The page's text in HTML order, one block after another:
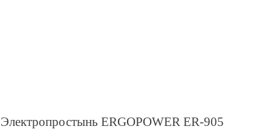
Электропростынь ERGOPOWER ER-905